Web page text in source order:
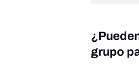
grupo